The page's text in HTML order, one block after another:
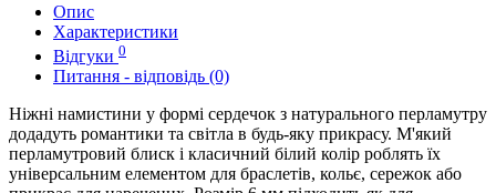
Опис
Характеристики
Відгуки 0
Питання - відповідь (0)
Ніжні намистини у формі сердечок з натурального перламутру
додадуть романтики та світла в будь-яку прикрасу. М'який
перламутровий блиск і класичний білий колір роблять їх
універсальним елементом для браслетів, кольє, сережок або